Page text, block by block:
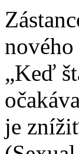
„Keď
je